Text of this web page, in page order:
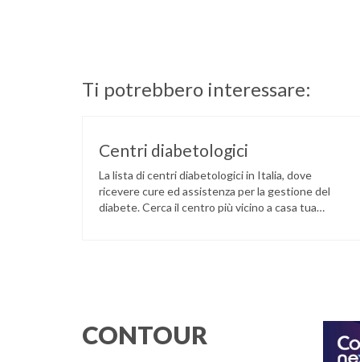
Ti potrebbero interessare:
Centri diabetologici
La lista di centri diabetologici in Italia, dove
ricevere cure ed assistenza per la gestione del
diabete. Cerca il centro più vicino a casa tua
CONTOUR